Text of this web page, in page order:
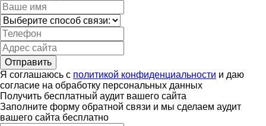
Отправить
Я соглашаюсь с политикой конфиденциальности и даю
согласие на обработку персональных данных
Получить бесплатный аудит вашего сайта
Заполните форму обратной связи и мы сделаем аудит
вашего сайта бесплатно